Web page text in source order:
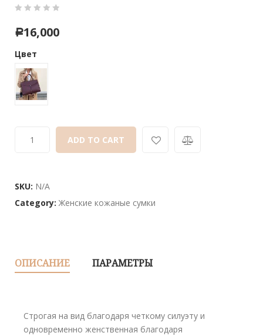
out
of
on
customer
Р16,000
Цвет
ADD TO CART
SKU: N/A
Category: Женские кожаные сумки
ОПИСАНИЕ ПАРАМЕТРЫ
Строгая на вид благодаря четкому силуэту и
одновременно женственная благодаря